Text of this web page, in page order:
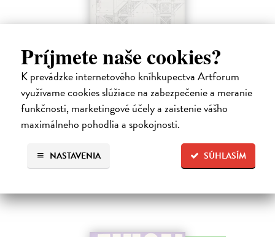
Príjmete naše cookies?
K prevádzke internetového kníhkupectva Artforum
využívame cookies slúžiace na zabezpečenie a meranie
funkčnosti, marketingové účely a zaistenie vášho
maximálneho pohodlia a spokojnosti.
SÚHLASÍM
NASTAVENIA
V objatí živlov
Semančík Maroš| Kniha
Monografia, ktorá vznikla na základe skoro 20 ročného výskumu
obsahuje analýzy najdôležitejších stavieb ako aj súpis všetkých 293
budov, ktoré boli v tom čase postavené alebo navrhované so
základnými údajmi.…
179,00 €